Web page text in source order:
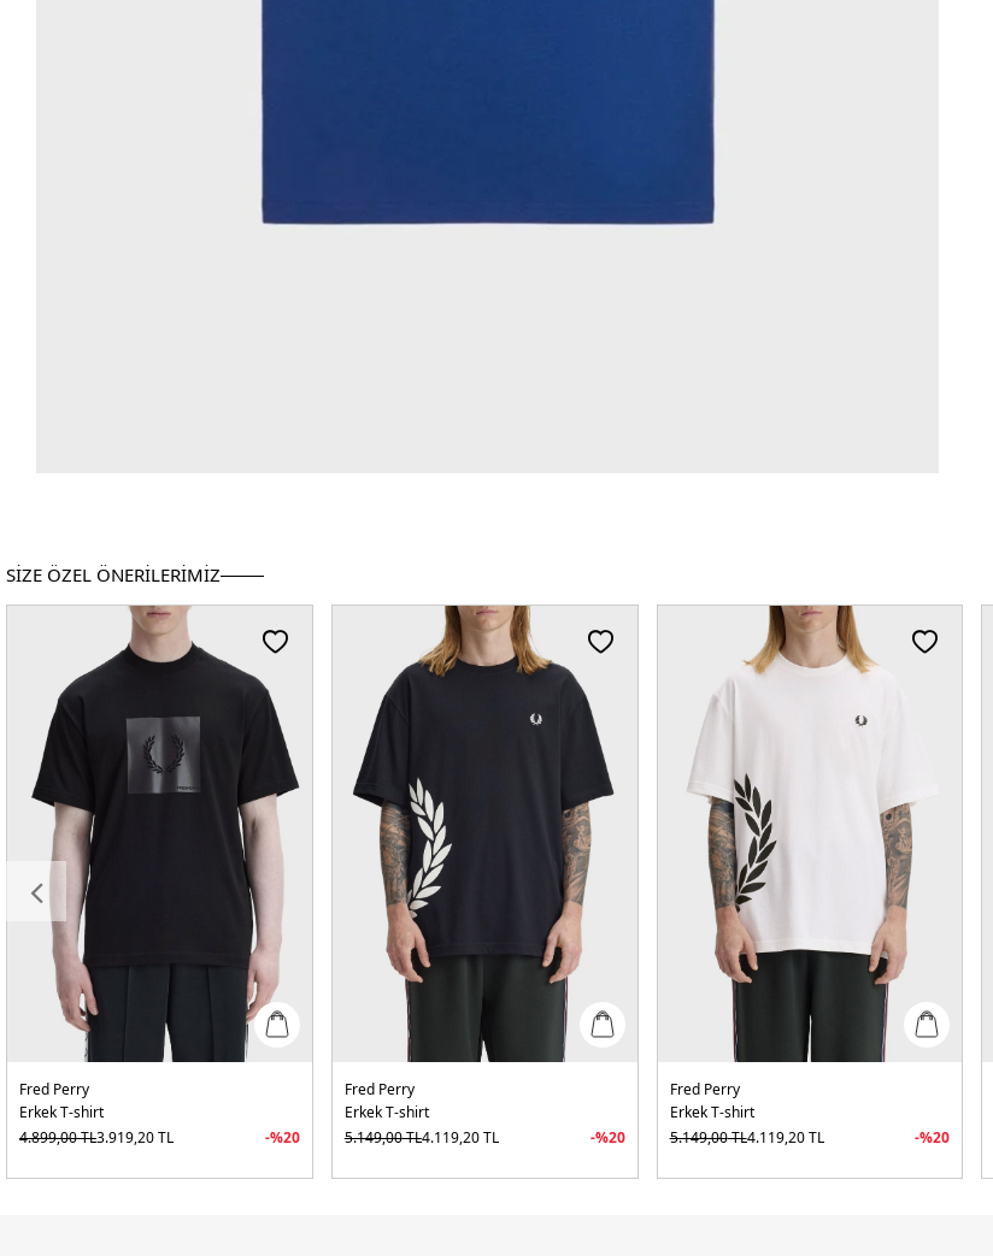
SİZE ÖZEL ÖNERİLERİMİZ
Fred Perry
Erkek T-shirt
4.899,00TL3.919,20TL -%20
Fred Perry
Erkek T-shirt
5.149,00TL4.119,20TL -%20
Fred Perry
Erkek T-shirt
5.149,00TL4.119,20TL -%20